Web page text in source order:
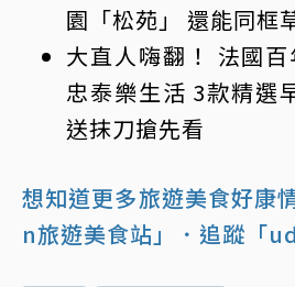
園「松苑」 還能同框
大直人嗨翻！ 法國
忠泰樂生活 3款精選
送抹刀搶先看
想知道更多旅遊美食好康
n旅遊美食站」
．追蹤「